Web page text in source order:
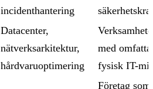
incidenthantering
Datacenter,
nätverksarkitektur,
hårdvaruoptimering
med
fysisk IT-
Företag som